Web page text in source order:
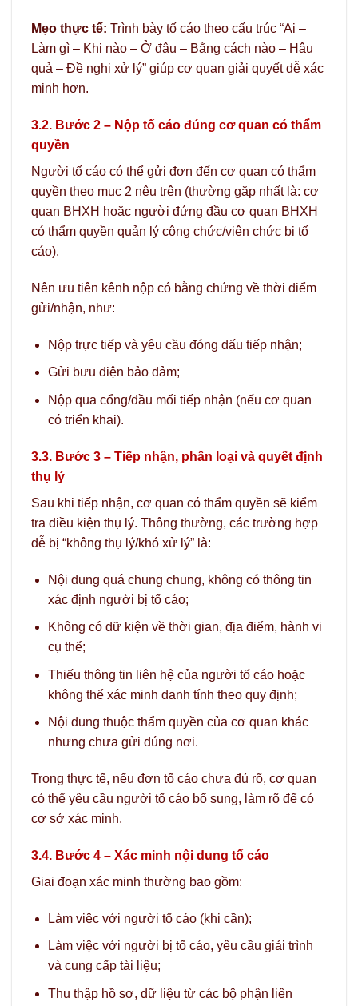
Mẹo thực tế: Trình bày tố cáo theo cấu trúc “Ai –
Làm gì – Khi nào – Ở đâu – Bằng cách nào – Hậu
quả – Đề nghị xử lý” giúp cơ quan giải quyết dễ xác
minh hơn.
3.2. Bước 2 – Nộp tố cáo đúng cơ quan có thẩm
quyền
Người tố cáo có thể gửi đơn đến cơ quan có thẩm
quyền theo mục 2 nêu trên (thường gặp nhất là: cơ
quan BHXH hoặc người đứng đầu cơ quan BHXH
có thẩm quyền quản lý công chức/viên chức bị tố
cáo).
Nên ưu tiên kênh nộp có bằng chứng về thời điểm
gửi/nhận, như:
Nộp trực tiếp và yêu cầu đóng dấu tiếp nhận;
Gửi bưu điện bảo đảm;
Nộp qua cổng/đầu mối tiếp nhận (nếu cơ quan
có triển khai).
3.3. Bước 3 – Tiếp nhận, phân loại và quyết định
thụ lý
Sau khi tiếp nhận, cơ quan có thẩm quyền sẽ kiểm
tra điều kiện thụ lý. Thông thường, các trường hợp
dễ bị “không thụ lý/khó xử lý” là:
Nội dung quá chung chung, không có thông tin
xác định người bị tố cáo;
Không có dữ kiện về thời gian, địa điểm, hành vi
cụ thể;
Thiếu thông tin liên hệ của người tố cáo hoặc
không thể xác minh danh tính theo quy định;
Nội dung thuộc thẩm quyền của cơ quan khác
nhưng chưa gửi đúng nơi.
Trong thực tế, nếu đơn tố cáo chưa đủ rõ, cơ quan
có thể yêu cầu người tố cáo bổ sung, làm rõ để có
cơ sở xác minh.
3.4. Bước 4 – Xác minh nội dung tố cáo
Giai đoạn xác minh thường bao gồm:
Làm việc với người tố cáo (khi cần);
Làm việc với người bị tố cáo, yêu cầu giải trình
và cung cấp tài liệu;
Thu thập hồ sơ, dữ liệu từ các bộ phận liên